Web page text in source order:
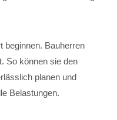
beginnen. Bauherren
So können sie den
planen und
Belastungen.